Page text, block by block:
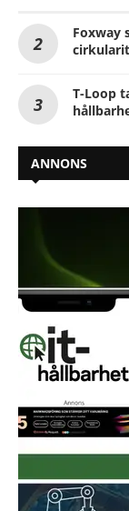
Foxway
T-Loop
ANNONS